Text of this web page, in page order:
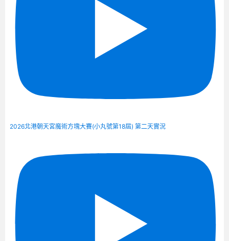
2026北港朝天宮魔術方塊大賽(小丸號第18屆) 第二天實況